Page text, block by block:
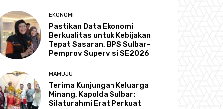
EKONOMI
Pastikan Data Ekonomi
Berkualitas untuk Kebijakan
Tepat Sasaran, BPS Sulbar-
Pemprov Supervisi SE2026
MAMUJU
Terima Kunjungan Keluarga
Minang, Kapolda Sulbar:
Silaturahmi Erat Perkuat